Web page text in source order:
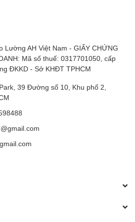
hàng để nhận
đãi hấp dẫn!
cung cấp đồng
đồng hồ đo
Apech, Wellink
rẻ nhất thị
ngay. Bảo
1 đổi 1 trong
Lường AH Việt Nam - GIẤY CHỨNG
Mã số thuế: 0317701050, cấp
ĐKKD - Sở KHĐT TPHCM
39 Đường số 10, Khu phố 2,